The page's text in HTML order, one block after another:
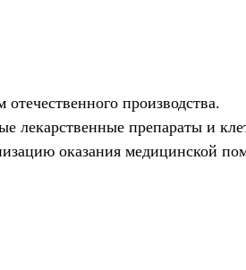
производства.
лекарственные препараты и
оказания медицинской